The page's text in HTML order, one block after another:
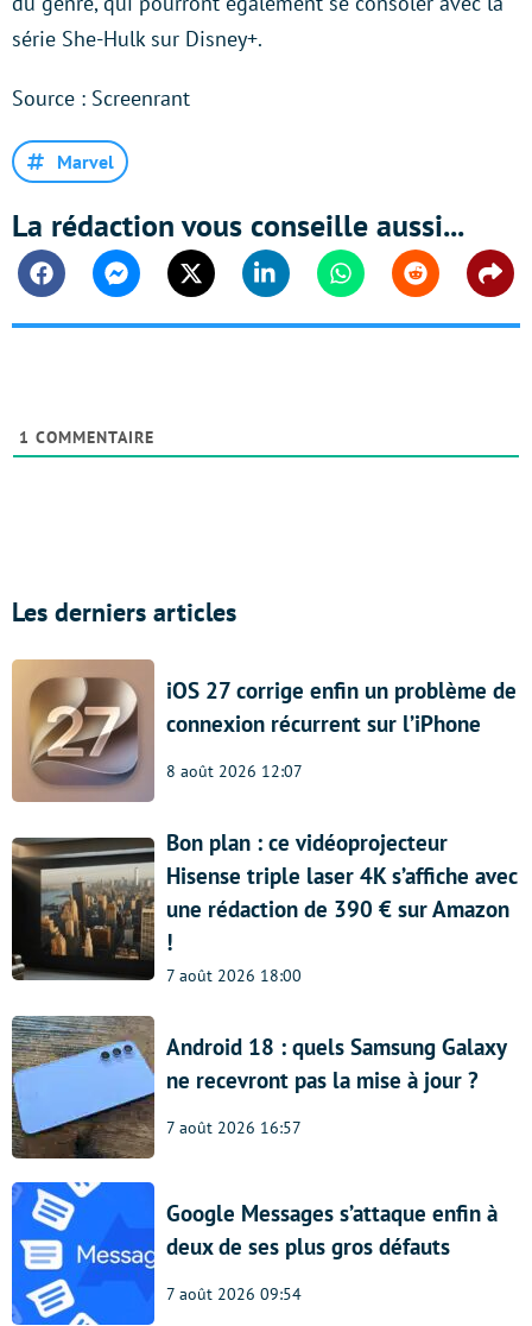
série She-Hulk sur Disney+.
Source : Screenrant
Marvel
La rédaction vous conseille aussi...
FacebookMessengerTwitter Linkedin WhatsappReddit
1 COMMENTAIRE
Les derniers articles
iOS 27 corrige enfin un problème de
connexion récurrent sur l’iPhone
8 août 2026 12:07
Bon plan : ce vidéoprojecteur
Hisense triple laser 4K s’affiche avec
une rédaction de 390 € sur Amazon
!
7 août 2026 18:00
Android 18 : quels Samsung Galaxy
ne recevront pas la mise à jour ?
7 août 2026 16:57
Google Messages s’attaque enfin à
deux de ses plus gros défauts
7 août 2026 09:54